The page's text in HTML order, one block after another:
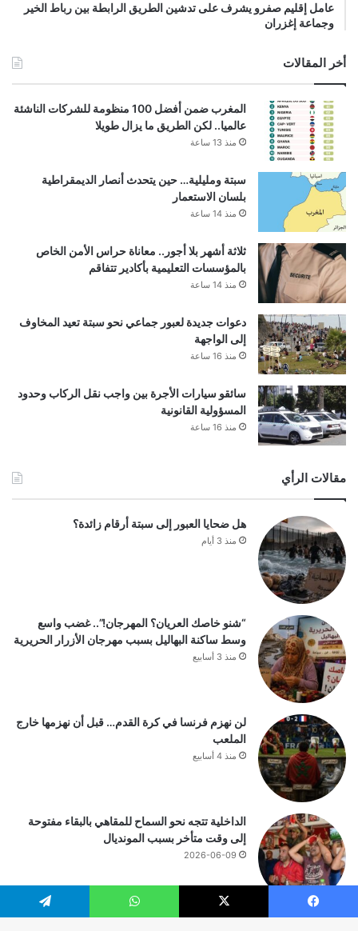
عامل إقليم صفرو يشرف على تدشين الطريق الرابطة بين رباط الخير
وجماعة إغزران
أخر المقالات
المغرب ضمن أفضل 100 منظومة للشركات الناشئة
عالميا.. لكن الطريق ما يزال طويلا
منذ 13 ساعة
سبتة ومليلية… حين يتحدث أنصار الديمقراطية
بلسان الاستعمار
منذ 14 ساعة
ثلاثة أشهر بلا أجور.. معاناة حراس الأمن الخاص
بالمؤسسات التعليمية بأكادير تتفاقم
منذ 14 ساعة
دعوات جديدة لعبور جماعي نحو سبتة تعيد المخاوف
إلى الواجهة
منذ 16 ساعة
سائقو سيارات الأجرة بين واجب نقل الركاب وحدود
المسؤولية القانونية
منذ 16 ساعة
مقالات الرأي
هل ضحايا العبور إلى سبتة أرقام زائدة؟
منذ 3 أيام
“شنو خاصك العريان؟ المهرجان!”.. غضب واسع
وسط ساكنة البهاليل بسبب مهرجان الأزرار الحريرية
منذ 3 أسابيع
لن نهزم فرنسا في كرة القدم… قبل أن نهزمها خارج
الملعب
منذ 4 أسابيع
الداخلية تتجه نحو السماح للمقاهي بالبقاء مفتوحة
إلى وقت متأخر بسبب المونديال
2026-06-09
فيسبوك ‫X واتساب تيلقرام